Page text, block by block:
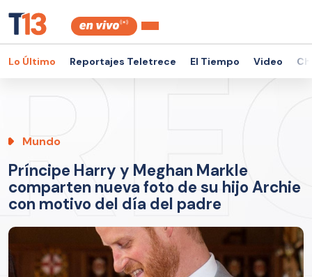
Lo Último Reportajes Teletrece El Tiempo Video
Mundo
Príncipe Harry y Meghan Markle
comparten nueva foto de su hijo Archie
con motivo del día del padre